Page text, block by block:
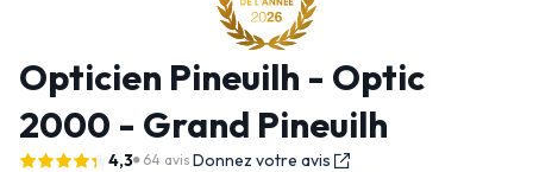
Opticien Pineuilh - Optic
2000 - Grand Pineuilh
4,3 64 avis Donnez votre avis